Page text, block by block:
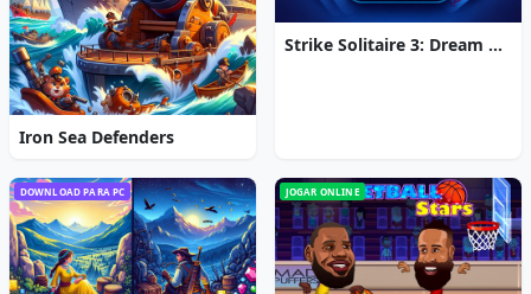
Iron Sea Defenders
Strike Solitaire 3: Dream Resort
DOWNLOAD PARA PC JOGAR ONLINE